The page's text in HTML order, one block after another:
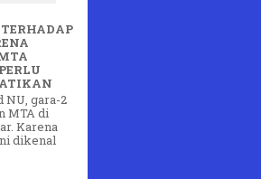
gara-2
MTA di
Karena
dikenal